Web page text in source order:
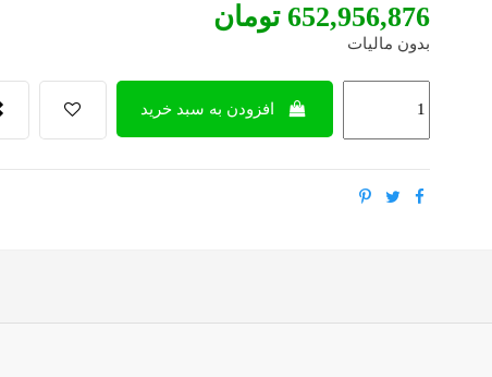
‎652,956,876 تومان
بدون مالیات
افزودن به سبد خرید